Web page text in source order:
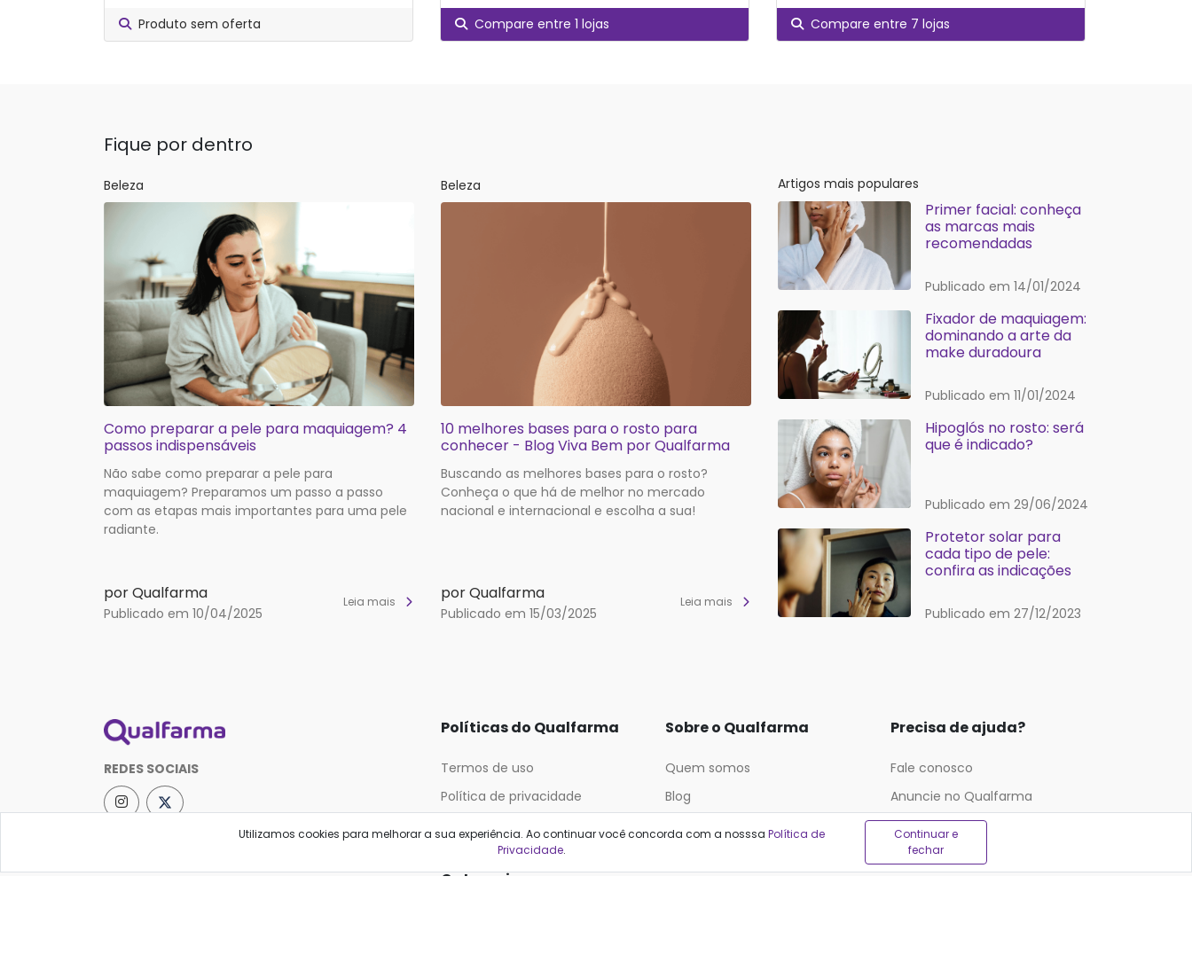
Produto sem oferta Compare entre 1 lojas Compare entre 7 lojas
Fique por dentro
Beleza
Como preparar a pele para maquiagem? 4
passos indispensáveis
Não sabe como preparar a pele para
maquiagem? Preparamos um passo a passo
com as etapas mais importantes para uma pele
radiante.
por Qualfarma
Publicado em 10/04/2025
Leia mais
Beleza
10 melhores bases para o rosto para
conhecer - Blog Viva Bem por Qualfarma
Buscando as melhores bases para o rosto?
Conheça o que há de melhor no mercado
nacional e internacional e escolha a sua!
por Qualfarma
Publicado em 15/03/2025
Leia mais
Artigos mais populares
Primer facial: conheça
as marcas mais
recomendadas
Publicado em 14/01/2024
Fixador de maquiagem:
dominando a arte da
make duradoura
Publicado em 11/01/2024
Hipoglós no rosto: será
que é indicado?
Publicado em 29/06/2024
Protetor solar para
cada tipo de pele:
confira as indicações
Publicado em 27/12/2023
REDES SOCIAIS
Políticas do Qualfarma
Termos de uso
Política de privacidade
Sobre o Qualfarma
Quem somos
Blog
Precisa de ajuda?
Fale conosco
Anuncie no Qualfarma
Suporte
Categorias
Utilizamos cookies para melhorar a sua experiência. Ao continuar você concorda com a nosssa Política de
Privacidade.
Continuar e
fechar